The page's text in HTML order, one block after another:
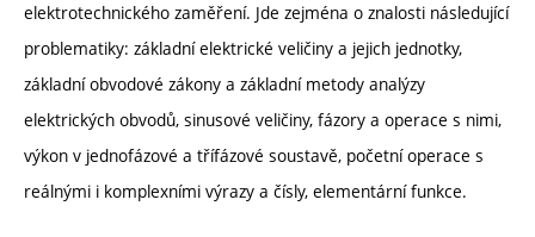
elektrotechnického zaměření. Jde zejména o znalosti následující
problematiky: základní elektrické veličiny a jejich jednotky,
základní obvodové zákony a základní metody analýzy
elektrických obvodů, sinusové veličiny, fázory a operace s nimi,
výkon v jednofázové a třífázové soustavě, početní operace s
reálnými i komplexními výrazy a čísly, elementární funkce.